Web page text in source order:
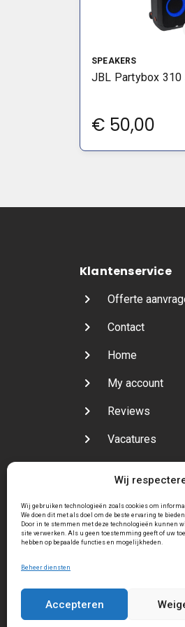
Wij
Wij gebruiken technologieën zoals cookies om
We doen dit met als doel om de beste ervaring te
Door in te stemmen met deze technologieën kunnen
site verwerken. Als u geen toestemming geeft of uw
hebben op bepaalde functies en mogelijkheden.
Beheer diensten
Accepteren
SPEAKERS
JBL Partybox 310
€ 50,00
Klantenservice
Offerte
Contact
Home
My account
Reviews
Vacatures